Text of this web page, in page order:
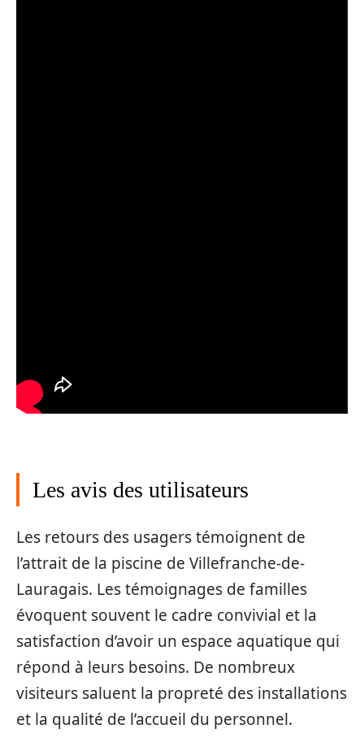
Les avis des utilisateurs
Les retours des usagers témoignent de
l’attrait de la piscine de Villefranche-de-
Lauragais. Les témoignages de familles
évoquent souvent le cadre convivial et la
satisfaction d’avoir un espace aquatique qui
répond à leurs besoins. De nombreux
visiteurs saluent la propreté des installations
et la qualité de l’accueil du personnel.